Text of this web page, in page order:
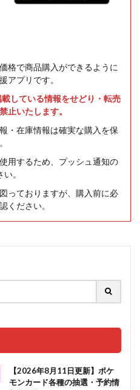
格で商品購入ができるように
アプリです。
している情報をせどり・転売
止いたします。
・在庫情報は確実な購入を保
用するため、プッシュ通知の
。
っておりますが、購入前に必
ください。
【2026年8月11日更新】ポケ
モンカード各種の抽選・予約情